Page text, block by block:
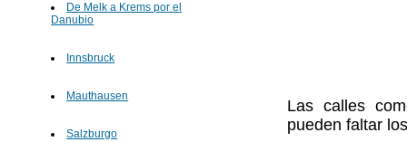
De Melk a Krems por el
Danubio
Innsbruck
Mauthausen
Salzburgo
Las calles
pueden faltar